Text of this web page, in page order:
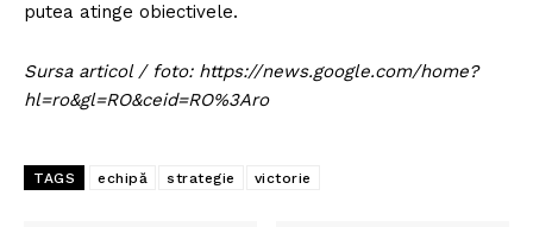
putea atinge obiectivele.
Sursa articol / foto: https://news.google.com/home?
hl=ro&gl=RO&ceid=RO%3Aro
TAGS echipă strategie victorie